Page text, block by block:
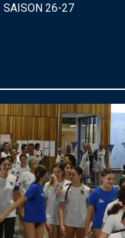
SAISON 26-27